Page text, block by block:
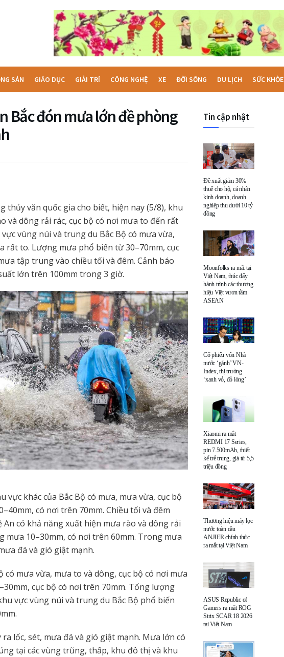
SẢN GIÁO DỤC GIẢI TRÍ CÔNG NGHỆ XE ĐỜI SỐNG DU LỊCH SỨC KHỎE
Bắc đón mưa lớn đề phòng
văn quốc gia cho biết, hiện nay (5/8), khu
và dông rải rác, cục bộ có nơi mưa to đến rất
vùng núi và trung du Bắc Bộ có mưa vừa,
rất to. Lượng mưa phổ biến từ 30–70mm, cục
tập trung vào chiều tối và đêm. Cảnh báo
lớn trên 100mm trong 3 giờ.
vực khác của Bắc Bộ có mưa, mưa vừa, cục bộ
có nơi trên 70mm. Chiều tối và đêm
có khả năng xuất hiện mưa rào và dông rải
mưa 10–30mm, có nơi trên 60mm. Trong mưa
đá và gió giật mạnh.
có mưa vừa, mưa to và dông, cục bộ có nơi mưa
cục bộ có nơi trên 70mm. Tổng lượng
vực vùng núi và trung du Bắc Bộ phổ biến
lốc, sét, mưa đá và gió giật mạnh. Mưa lớn có
tại các vùng trũng, thấp, khu đô thị và khu
Tin cập nhật
Đề xuất giảm 30%
thuế cho hộ, cá nhân
kinh doanh, doanh
nghiệp thu dưới 10 tỷ
đồng
Moonfolks ra mắt tại
Việt Nam, thúc đẩy
hành trình các thương
hiệu Việt vươn tầm
ASEAN
Cổ phiếu vốn Nhà
nước ‘gánh’ VN-
Index, thị trường
‘xanh vỏ, đỏ lòng’
Xiaomi ra mắt
REDMI 17 Series,
pin 7.500mAh, thiết
kế trẻ trung, giá từ 5,5
triệu đồng
Thương hiệu máy lọc
nước toàn cầu
ANJIER chính thức
ra mắt tại Việt Nam
ASUS Republic of
Gamers ra mắt ROG
Strix SCAR 18 2026
tại Việt Nam